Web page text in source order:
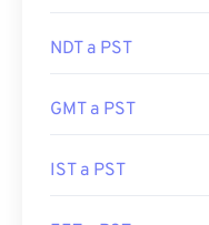
NDT a PST
GMT a PST
IST a PST